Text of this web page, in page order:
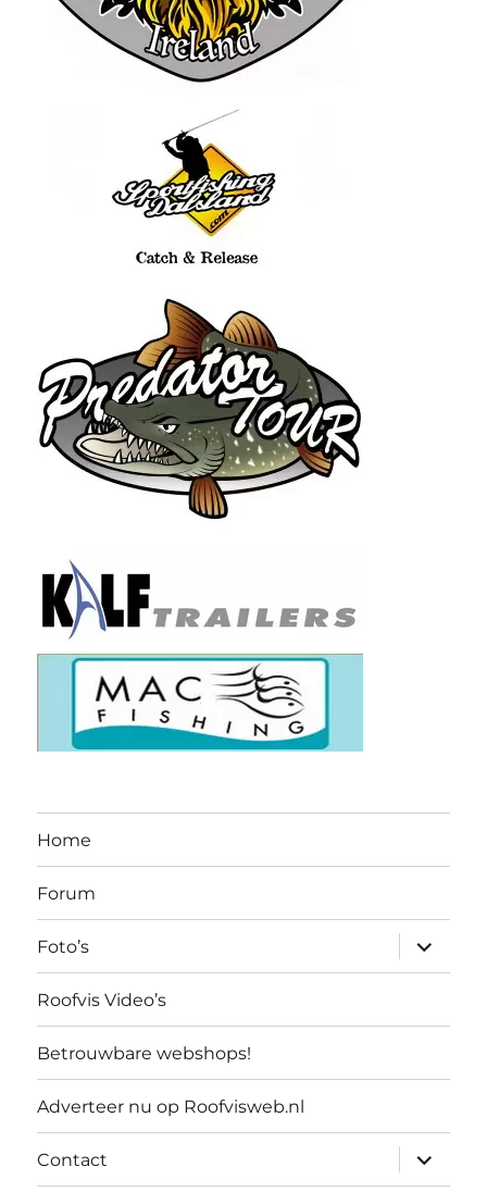
Home
Forum
Foto’s
Roofvis Video’s
Betrouwbare webshops!
Adverteer nu op Roofvisweb.nl
Contact